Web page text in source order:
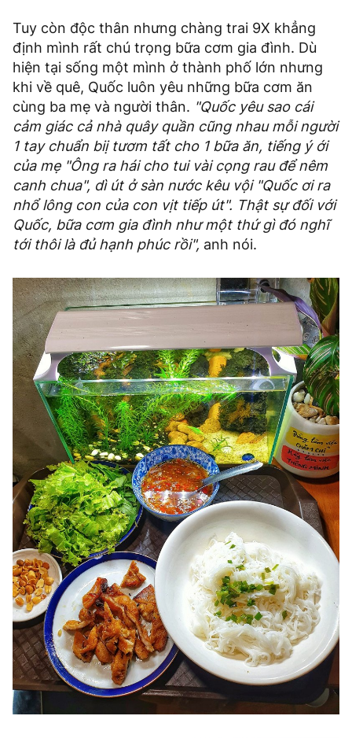
Tuy còn độc thân nhưng chàng trai 9X khẳng
định mình rất chú trọng bữa cơm gia đình. Dù
hiện tại sống một mình ở thành phố lớn nhưng
khi về quê, Quốc luôn yêu những bữa cơm ăn
cùng ba mẹ và người thân. "Quốc yêu sao cái
cảm giác cả nhà quây quần cũng nhau mỗi người
1 tay chuẩn biị tươm tất cho 1 bữa ăn, tiếng ý ới
của mẹ "Ông ra hái cho tui vài cọng rau để nêm
canh chua", dì út ở sàn nước kêu vội "Quốc ơi ra
nhổ lông con của con vịt tiếp út". Thật sự đối với
Quốc, bữa cơm gia đình như một thứ gì đó nghĩ
tới thôi là đủ hạnh phúc rồi", anh nói.